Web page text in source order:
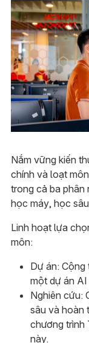
Nắm vững kiến
chính và loạt
trong cả ba phân
học máy, học
Linh hoạt lựa
môn:
Dự án: Cộng
một dự án
Nghiên cứu:
sâu và hoàn
chương trình
này.